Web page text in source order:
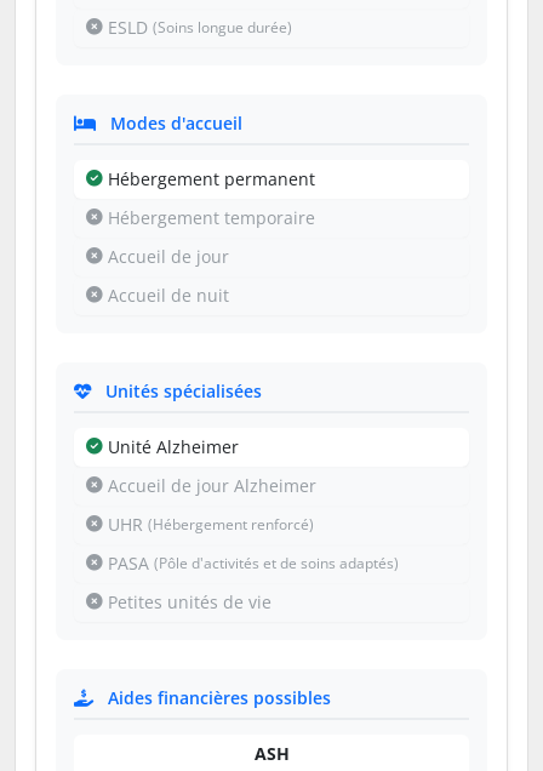
ESLD (Soins longue durée)
Modes d'accueil
Hébergement permanent
Hébergement temporaire
Accueil de jour
Accueil de nuit
Unités spécialisées
Unité Alzheimer
Accueil de jour Alzheimer
UHR (Hébergement renforcé)
PASA (Pôle d'activités et de soins adaptés)
Petites unités de vie
Aides financières possibles
ASH